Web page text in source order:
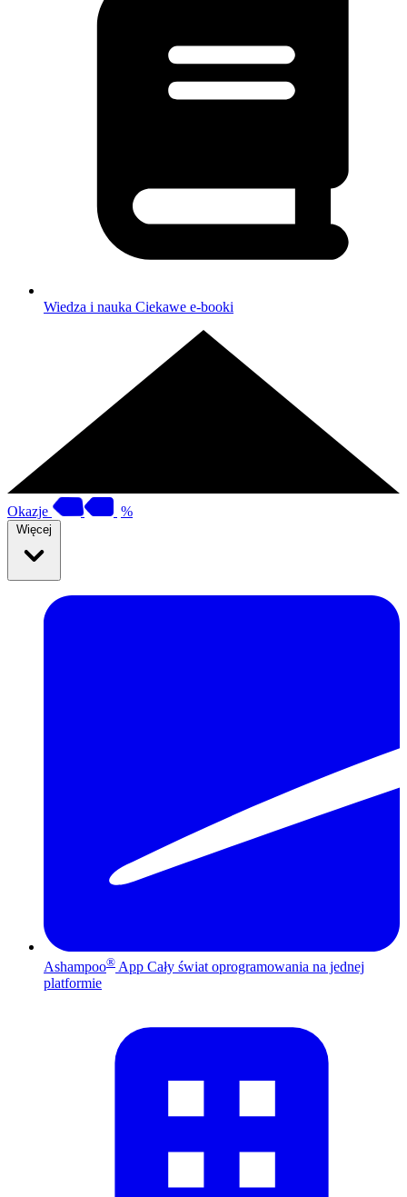
Wiedza i nauka Ciekawe e-booki
Okazje %
Więcej
Ashampoo® App Cały świat oprogramowania na jednej
platformie